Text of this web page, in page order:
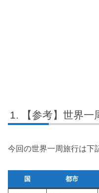
【参考】世界一
今回の世界一周旅行は下
国 都市